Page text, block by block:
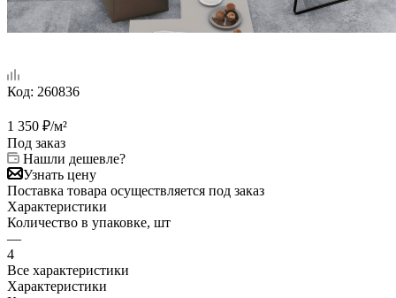
Код: 260836
1 350 ₽/м²
Под заказ
Нашли дешевле?
Узнать цену
Поставка товара осуществляется под заказ
Характеристики
Количество в упаковке, шт
—
4
Все характеристики
Характеристики